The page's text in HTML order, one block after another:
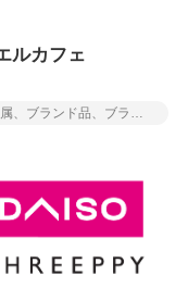
ルカフェ
貴金属、ブランド品、ブランド時計、金券、切手、ハガキの買取を中心とした買取専門店